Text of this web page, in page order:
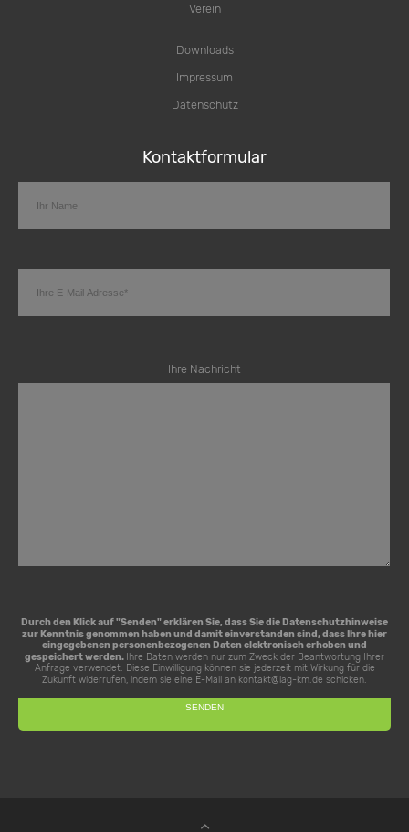
Verein
Downloads
Impressum
Datenschutz
Kontaktformular
Ihre Nachricht
Durch den Klick auf "Senden" erklären Sie, dass Sie die Datenschutzhinweise
zur Kenntnis genommen haben und damit einverstanden sind, dass Ihre hier
eingegebenen personenbezogenen Daten elektronisch erhoben und
gespeichert werden. Ihre Daten werden nur zum Zweck der Beantwortung Ihrer
Anfrage verwendet. Diese Einwilligung können sie jederzeit mit Wirkung für die
Zukunft widerrufen, indem sie eine E-Mail an kontakt@lag-km.de schicken.